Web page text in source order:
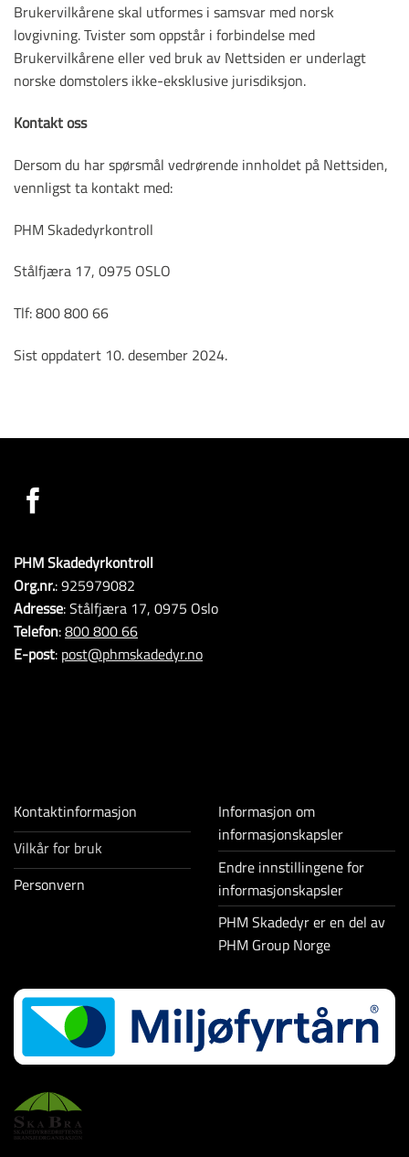
Brukervilkårene skal utformes i samsvar med norsk
lovgivning. Tvister som oppstår i forbindelse med
Brukervilkårene eller ved bruk av Nettsiden er underlagt
norske domstolers ikke-eksklusive jurisdiksjon.
Kontakt oss
Dersom du har spørsmål vedrørende innholdet på Nettsiden,
vennligst ta kontakt med:
PHM Skadedyrkontroll
Stålfjæra 17, 0975 OSLO
Tlf: 800 800 66
Sist oppdatert 10. desember 2024.
PHM Skadedyrkontroll
Org.nr.: 925979082
Adresse: Stålfjæra 17, 0975 Oslo
Telefon:800 800 66
E-post: post@phmskadedyr.no
Kontaktinformasjon
Vilkår for bruk
Personvern
Informasjon om
informasjonskapsler
Endre innstillingene for
informasjonskapsler
PHM Skadedyr er en del av
PHM Group Norge